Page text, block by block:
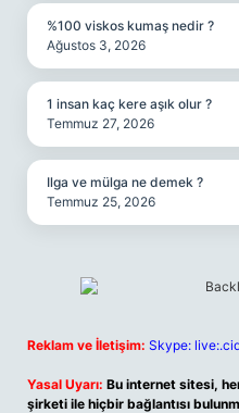
%100 viskos kumaş nedir ?
Ağustos 3, 2026
1 insan kaç kere aşık olur ?
Temmuz 27, 2026
Ilga ve mülga ne demek ?
Temmuz 25, 2026
Reklam ve İletişim: Skype:
Yasal Uyarı: Bu internet sitesi,
şirketi ile hiçbir bağlantısı